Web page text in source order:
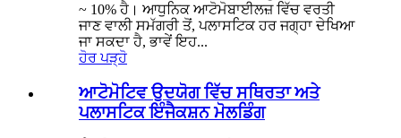
~ 10% ਹੈ। ਆਧੁਨਿਕ ਆਟੋਮੋਬਾਈਲਜ਼ ਵਿੱਚ ਵਰਤੀ
ਜਾਣ ਵਾਲੀ ਸਮੱਗਰੀ ਤੋਂ, ਪਲਾਸਟਿਕ ਹਰ ਜਗ੍ਹਾ ਦੇਖਿਆ
ਜਾ ਸਕਦਾ ਹੈ, ਭਾਵੇਂ ਇਹ...
ਹੋਰ ਪੜ੍ਹੋ
ਆਟੋਮੋਟਿਵ ਉਦਯੋਗ ਵਿੱਚ ਸਥਿਰਤਾ ਅਤੇ
ਪਲਾਸਟਿਕ ਇੰਜੈਕਸ਼ਨ ਮੋਲਡਿੰਗ